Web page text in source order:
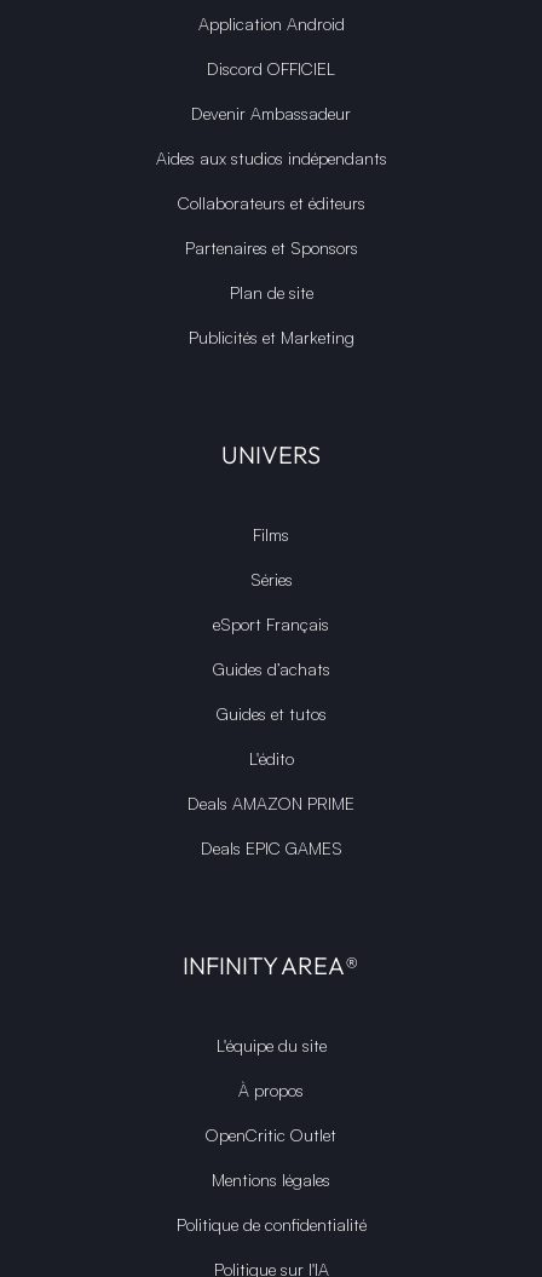
Application Android
Discord OFFICIEL
Devenir Ambassadeur
Aides aux studios indépendants
Collaborateurs et éditeurs
Partenaires et Sponsors
Plan de site
Publicités et Marketing
UNIVERS
Films
Séries
eSport Français
Guides d’achats
Guides et tutos
L'édito
Deals AMAZON PRIME
Deals EPIC GAMES
INFINITY AREA®
L'équipe du site
À propos
OpenCritic Outlet
Mentions légales
Politique de confidentialité
Politique sur l'IA